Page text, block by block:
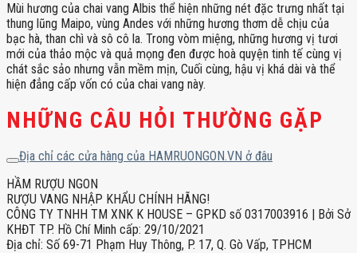
Mùi hương của chai vang Albis thể hiện những nét đặc trưng nhất tại
thung lũng Maipo, vùng Andes với những hương thơm dễ chịu của
bạc hà, than chì và sô cô la. Trong vòm miệng, những hương vị tươi
mới của thảo mộc và quả mọng đen được hoà quyện tinh tế cùng vị
chát sắc sảo nhưng vẫn mềm mịn, Cuối cùng, hậu vị khá dài và thể
hiện đẳng cấp vốn có của chai vang này.
NHỮNG CÂU HỎI THƯỜNG GẶP
Địa chỉ các cửa hàng của HAMRUONGON.VN ở đâu
HẦM RƯỢU NGON
RƯỢU VANG NHẬP KHẨU CHÍNH HÃNG!
CÔNG TY TNHH TM XNK K HOUSE – GPKD số 0317003916 | Bởi Sở
KHĐT TP. Hồ Chí Minh cấp: 29/10/2021
Địa chỉ: Số 69-71 Phạm Huy Thông, P. 17, Q. Gò Vấp, TPHCM